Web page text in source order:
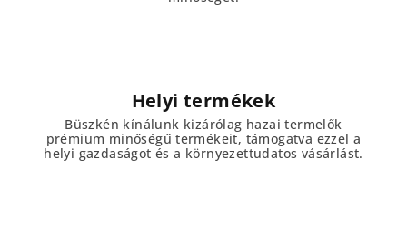
Helyi termékek
Büszkén kínálunk kizárólag hazai termelők
prémium minőségű termékeit, támogatva ezzel a
helyi gazdaságot és a környezettudatos vásárlást.